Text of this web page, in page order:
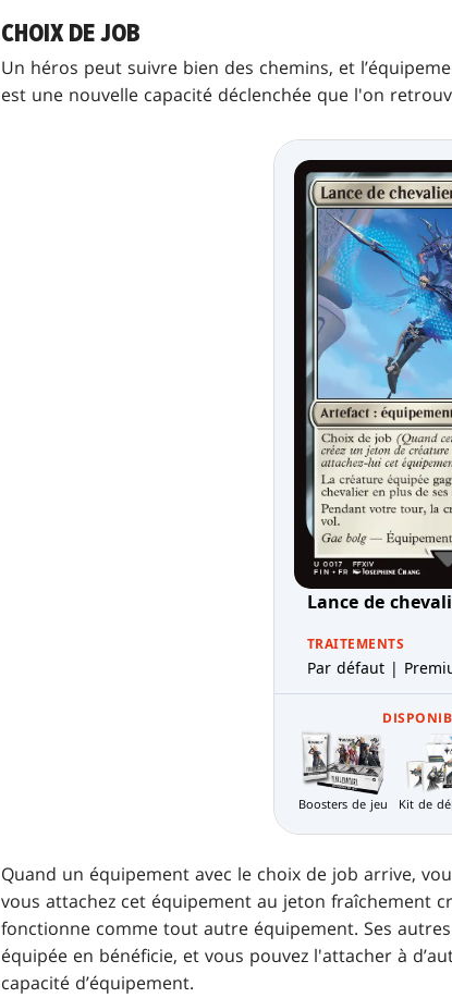
CHOIX DE JOB
Un héros peut suivre bien des chemins, et
est une nouvelle capacité déclenchée que l'on
Lance de
TRAITEMENTS
Par défaut |
Boosters de jeu Kit de
Quand un équipement avec le choix de job arrive,
vous attachez cet équipement au jeton fraîchement
fonctionne comme tout autre équipement. Ses
équipée en bénéficie, et vous pouvez l'attacher à
capacité d’équipement.